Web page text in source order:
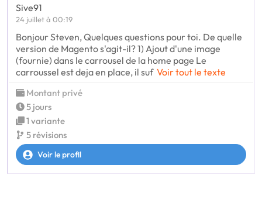
Sive91
24 juillet à 00:19
Bonjour Steven, Quelques questions pour toi. De quelle
version de Magento s'agit-il? 1) Ajout d'une image
(fournie) dans le carrousel de la home page Le
carroussel est deja en place, il suf Voir tout le texte
Montant privé
5 jours
1 variante
5 révisions
Voir le profil